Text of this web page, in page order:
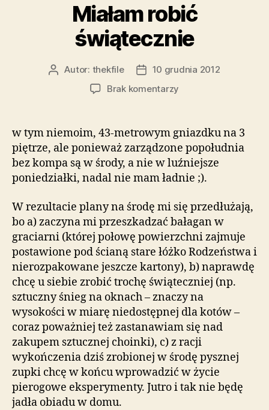
Miałam robić
świątecznie
AutorAutor: thekfile
Data
wpisu
10 grudnia 2012
Brak komentarzy
świątecznie
w tym niemoim, 43-metrowym gniazdku na 3
piętrze, ale ponieważ zarządzone popołudnia
bez kompa są w środy, a nie w luźniejsze
poniedziałki, nadal nie mam ładnie ;).
W rezultacie plany na środę mi się przedłużają,
bo a) zaczyna mi przeszkadzać bałagan w
graciarni (której połowę powierzchni zajmuje
postawione pod ścianą stare łóżko Rodzeństwa i
nierozpakowane jeszcze kartony), b) naprawdę
chcę u siebie zrobić trochę świąteczniej (np.
sztuczny śnieg na oknach – znaczy na
wysokości w miarę niedostępnej dla kotów –
coraz poważniej też zastanawiam się nad
zakupem sztucznej choinki), c) z racji
wykończenia dziś zrobionej w środę pysznej
zupki chcę w końcu wprowadzić w życie
pierogowe eksperymenty. Jutro i tak nie będę
jadła obiadu w domu.